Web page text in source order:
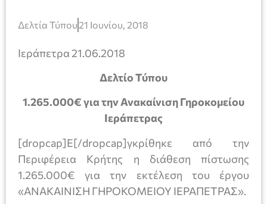
Δελτία Τύπου 21 Ιουνίου, 2018
Ιεράπετρα 21.06.2018
Δελτίο Τύπου
1.265.000€ για την Ανακαίνιση Γηροκομείου
Ιεράπετρας
[dropcap]Ε[/dropcap]γκρίθηκε από την
Περιφέρεια Κρήτης η διάθεση πίστωσης
1.265.000€ για την εκτέλεση του έργου
«ΑΝΑΚΑΙΝΙΣΗ ΓΗΡΟΚΟΜΕΙΟΥ ΙΕΡΑΠΕΤΡΑΣ».